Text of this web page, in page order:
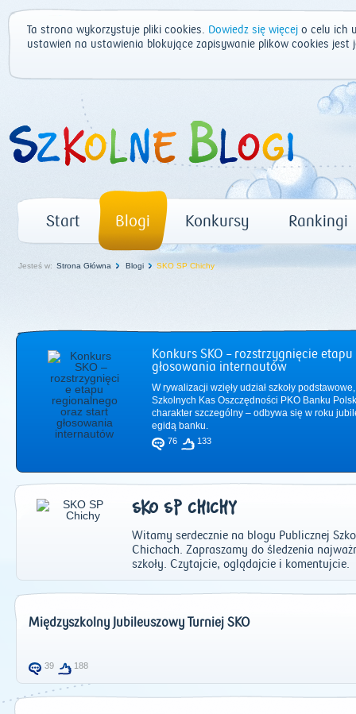
Ta strona wykorzystuje pliki cookies. Dowiedz się więcej o celu ich
ustawień na ustawienia blokujące zapisywanie plików cookies
Start Blogi Konkursy Rankingi
Jesteś w: Strona Główna Blogi SKO SP Chichy
Konkurs SKO – rozstrzygnięcie
głosowania internautów
W rywalizacji wzięły udział szkoły
Szkolnych Kas Oszczędności PKO Banku
charakter szczególny – odbywa się w roku
egidą banku.
76 133
SKO SP CHICHY
Witamy serdecznie na blogu Publicznej
Chichach. Zapraszamy do śledzenia
szkoły. Czytajcie, oglądajcie i komentujcie.
Międzyszkolny Jubileuszowy Turniej SKO
39 188
2011| 2012|